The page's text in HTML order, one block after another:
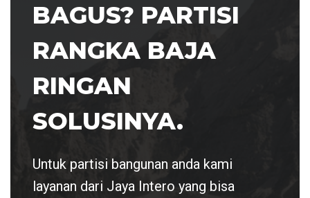
BAGUS? PARTISI
RANGKA BAJA
RINGAN
SOLUSINYA.
Untuk partisi bangunan anda kami
layanan dari Jaya Intero yang bisa